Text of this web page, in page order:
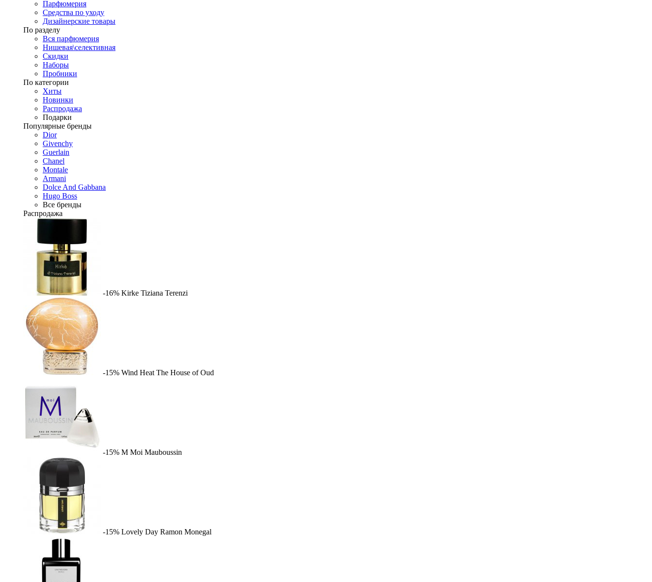
Парфюмерия
Средства по уходу
Дизайнерские товары
По разделу
Вся парфюмерия
Нишевая\селективная
Скидки
Наборы
Пробники
По категории
Хиты
Новинки
Распродажа
Подарки
Популярные бренды
Dior
Givenchy
Guerlain
Chanel
Montale
Armani
Dolce And Gabbana
Hugo Boss
Все бренды
Распродажа
-16% Kirke Tiziana Terenzi
-15% Wind Heat The House of Oud
-15% M Moi Mauboussin
-15% Lovely Day Ramon Monegal